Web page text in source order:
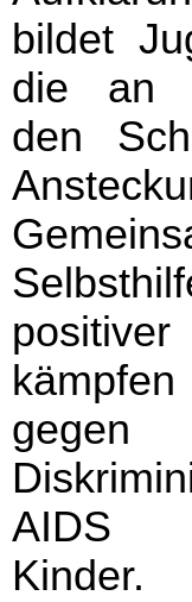
bildet
die an
den
gegen
AIDS
Kinder.